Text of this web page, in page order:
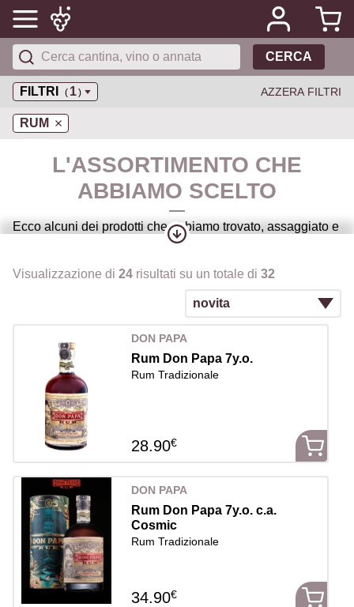
CERCA
FILTRI ( 1) AZZERA FILTRI
RUM
L'ASSORTIMENTO CHE
ABBIAMO SCELTO
Ecco alcuni dei prodotti che abbiamo trovato, assaggiato e
che vogliamo condividere con voi..
Visualizzazione di 24 risultati su un totale di 32
DON PAPA
Rum Don Papa 7y.o.
Rum Tradizionale
28.90€
DON PAPA
Rum Don Papa 7y.o. c.a.
Cosmic
Rum Tradizionale
34.90€